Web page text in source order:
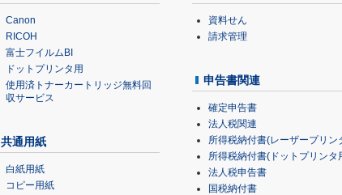
Canon
RICOH
富士フイルムBI
ドットプリンタ用
使用済トナーカートリッジ無料回
収サービス
共通用紙
白紙用紙
コピー用紙
資料せん
請求管理
申告書関連
確定申告書
法人税関連
所得税納付書(レーザープリン
所得税納付書(ドットプリンタ
法人税申告書
国税納付書